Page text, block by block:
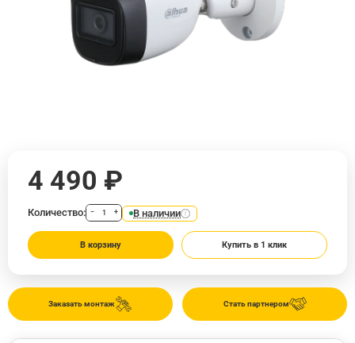
Стать партнером
Заказать монтаж
4 490 ₽
Количество: − + В наличии
В корзину Купить в 1 клик